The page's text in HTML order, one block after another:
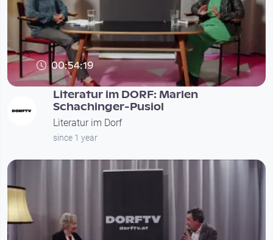
00:54:19
Literatur im DORF: Marlen
Schachinger-Pusiol
Literatur im Dorf
since 1 year